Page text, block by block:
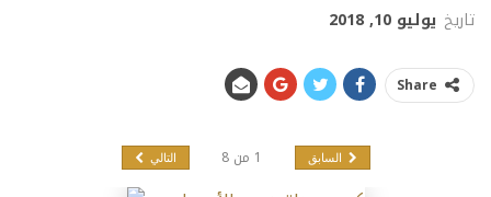
تاريخ يوليو 10, 2018
Share
السابق 1 من 8 التالي